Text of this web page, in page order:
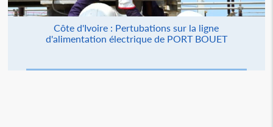
Côte d'Ivoire : Pertubations sur la ligne
d'alimentation électrique de PORT BOUET